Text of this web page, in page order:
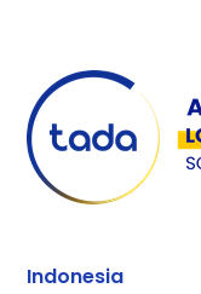
Indonesia